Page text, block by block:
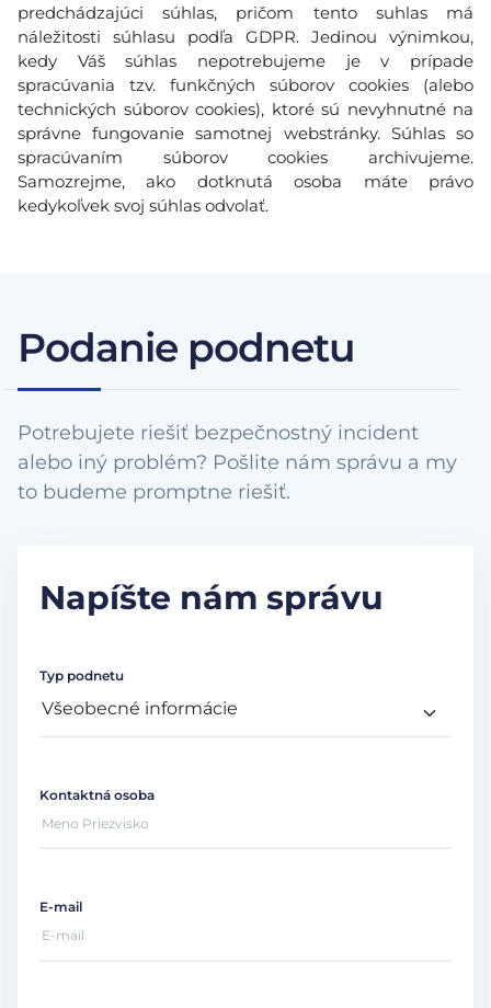
predchádzajúci súhlas, pričom tento suhlas má
náležitosti súhlasu podľa GDPR. Jedinou výnimkou,
kedy Váš súhlas nepotrebujeme je v prípade
spracúvania tzv. funkčných súborov cookies (alebo
technických súborov cookies), ktoré sú nevyhnutné na
správne fungovanie samotnej webstránky. Súhlas so
spracúvaním súborov cookies archivujeme.
Samozrejme, ako dotknutá osoba máte právo
kedykoľvek svoj súhlas odvolať.
Podanie podnetu
Potrebujete riešiť bezpečnostný incident
alebo iný problém? Pošlite nám správu a my
to budeme promptne riešiť.
Napíšte nám správu
Typ podnetu
Kontaktná osoba
E-mail